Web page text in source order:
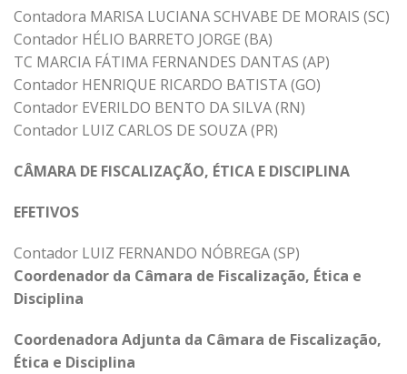
Contadora MARISA LUCIANA SCHVABE DE MORAIS (SC)
Contador HÉLIO BARRETO JORGE (BA)
TC MARCIA FÁTIMA FERNANDES DANTAS (AP)
Contador HENRIQUE RICARDO BATISTA (GO)
Contador EVERILDO BENTO DA SILVA (RN)
Contador LUIZ CARLOS DE SOUZA (PR)
CÂMARA DE FISCALIZAÇÃO, ÉTICA E DISCIPLINA
EFETIVOS
Contador LUIZ FERNANDO NÓBREGA (SP)
Coordenador da Câmara de Fiscalização, Ética e
Disciplina
Coordenadora Adjunta da Câmara de Fiscalização,
Ética e Disciplina